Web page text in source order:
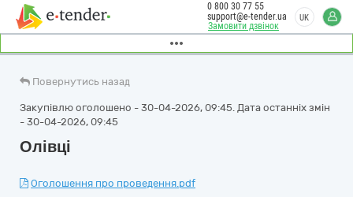
Замовити дзвінок
0 800 30 77 55
support@e-tender.ua
UK
Повернутись назад
Закупівлю оголошено - 30-04-2026, 09:45. Дата останніх змін
- 30-04-2026, 09:45
Олівці
Оголошення про проведення.pdf